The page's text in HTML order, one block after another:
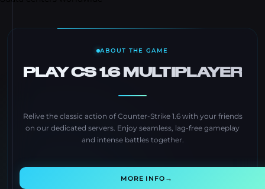
ABOUT THE GAME
PLAY CS 1.6 MULTIPLAYER
Relive the classic action of Counter-Strike 1.6 with your friends
on our dedicated servers. Enjoy seamless, lag-free gameplay
and intense battles together.
MORE INFO →